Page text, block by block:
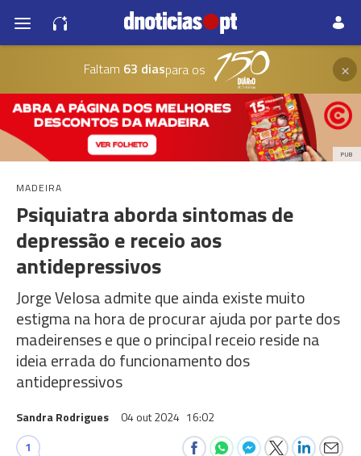
Faltam 63 diaspara os ×
PUB
MADEIRA
Psiquiatra aborda sintomas de
depressão e receio aos
antidepressivos
Jorge Velosa admite que ainda existe muito
estigma na hora de procurar ajuda por parte dos
madeirenses e que o principal receio reside na
ideia errada do funcionamento dos
antidepressivos
Sandra Rodrigues 04 out 2024 16:02
1